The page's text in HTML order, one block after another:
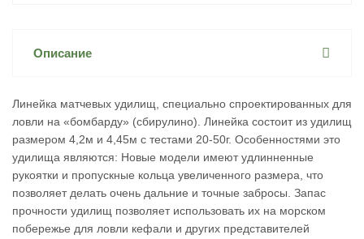
Описание
Линейка матчевых удилищ, специально спроектированных для
ловли на «бомбарду» (сбирулино). Линейка состоит из удилищ
размером 4,2м и 4,45м с тестами 20-50г. Особенностями это
удилища являются: Новые модели имеют удлинненные
рукоятки и пропускные кольца увеличенного размера, что
позволяет делать очень дальние и точные забросы. Запас
прочности удилищ позволяет использовать их на морском
побережье для ловли кефали и других представителей